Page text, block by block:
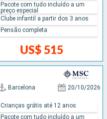
US$ 515
Pacote com tudo incluído a um
preço especial
Clube infantil a partir dos 3 anos
Pensão completa
Barcelona 20/10/2026
Crianças grátis até 12 anos
Pacote com tudo incluído a um